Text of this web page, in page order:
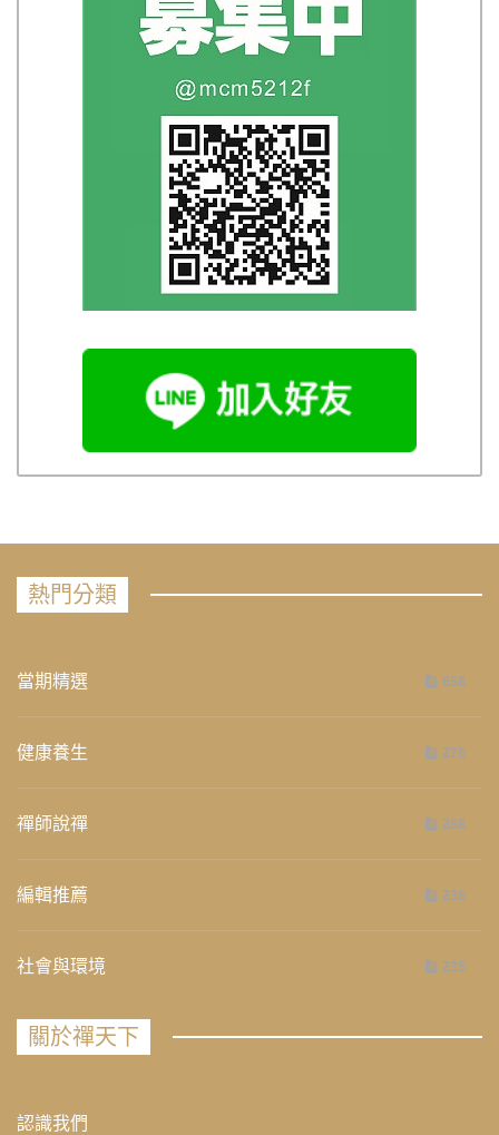
熱門分類
當期精選 658
健康養生 276
禪師說禪 268
編輯推薦 236
社會與環境 235
關於禪天下
認識我們